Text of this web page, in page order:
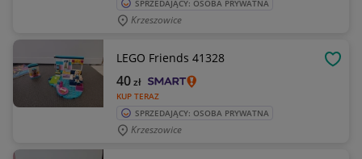
SPRZEDAJĄCY: OSOBA PRYWATNA
Krzeszowice
LEGO Friends 41328
KUP TERAZ
40zł
SPRZEDAJĄCY: OSOBA PRYWATNA
Krzeszowice